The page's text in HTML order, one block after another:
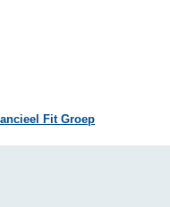
Fit Groep